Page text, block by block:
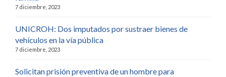
7 diciembre, 2023
UNICROH: Dos imputados por sustraer bienes de
vehículos en la vía pública
7 diciembre, 2023
Solicitan prisión preventiva de un hombre para